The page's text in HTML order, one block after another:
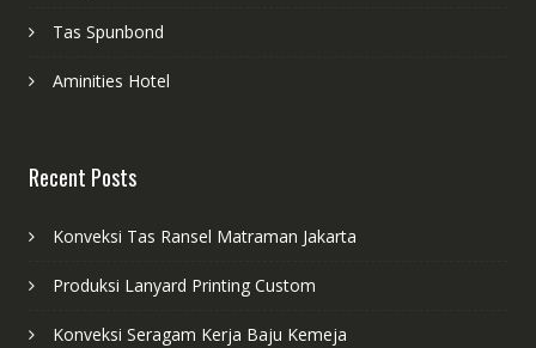
Tas Spunbond
Aminities Hotel
Recent Posts
Konveksi Tas Ransel Matraman Jakarta
Produksi Lanyard Printing Custom
Konveksi Seragam Kerja Baju Kemeja